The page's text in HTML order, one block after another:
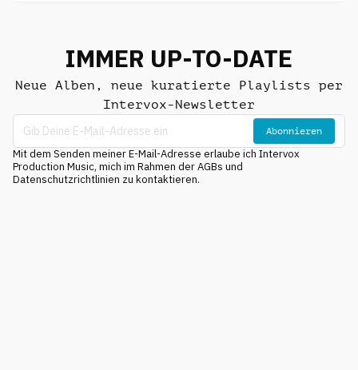
IMMER UP-TO-DATE
Neue Alben, neue kuratierte Playlists per
Intervox-Newsletter
Abonnieren
Mit dem Senden meiner E-Mail-Adresse erlaube ich Intervox
Production Music, mich im Rahmen der AGBs und
Datenschutzrichtlinien zu kontaktieren.